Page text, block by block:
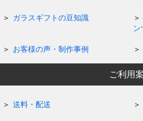
ガラスギフトの豆知識
ン
お客様の声・制作事例
ご利用
送料・配送